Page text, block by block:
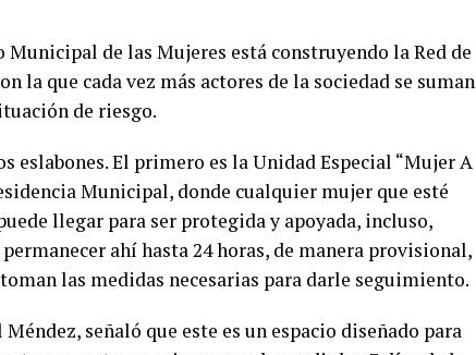
de las Mujeres está construyendo la Red de
la que cada vez más actores de la sociedad se suman
de riesgo.
eslabones. El primero es la Unidad Especial “Mujer A
Municipal, donde cualquier mujer que esté
llegar para ser protegida y apoyada, incluso,
ahí hasta 24 horas, de manera provisional,
las medidas necesarias para darle seguimiento.
señaló que este es un espacio diseñado para